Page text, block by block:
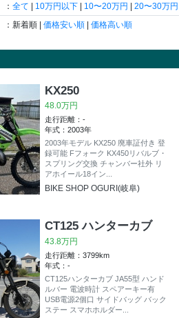
： 全て 10万円以下 10〜20万円 20〜30万円
：新着順 | 価格安い順 価格高い順
KX250
48.0万円
走行距離：-
年式：2003年
2003年モデル KX250 廃車証付き 登
録可能 Fフォーク KX450リバルブ・
スプリング交換 チャンバー社外 リ
アホイール18イン...
BIKE SHOP OGURI(岐阜)
CT125 ハンターカブ
43.8万円
走行距離：3799km
年式：-
CT125ハンターカブ JA55型 ハンド
ルバー 電波時計 スペアーキー有
USB電源2個口 サイドバッグ バック
ステー スマホホルダー...